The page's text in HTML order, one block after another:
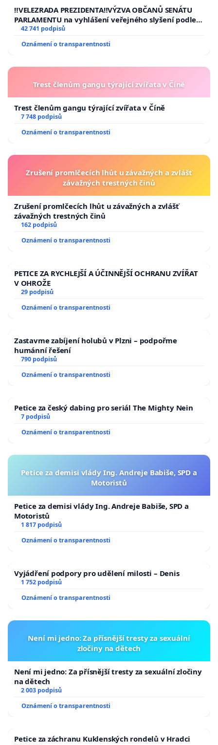
republiky
‼️VELEZRADA PREZIDENTA‼️VÝZVA OBČANŮ SENÁTU
PARLAMENTU na vyhlášení veřejného slyšení podle §
144 jednacího řádu Senátu k návrhu na přijetí
usnesení k podání ústavní žaloby na prezidenta
republiky
42 741 podpisů
Oznámení o transparentnosti
Trest členům gangu týrající zvířata v Číně
Trest členům gangu týrající zvířata v Číně
7 748 podpisů
Oznámení o transparentnosti
Zrušení promlčecích lhůt u závažných a zvlášť
závažných trestných činů
Zrušení promlčecích lhůt u závažných a zvlášť
závažných trestných činů
162 podpisů
Oznámení o transparentnosti
PETICE ZA RYCHLEJŠÍ A ÚČINNĚJŠÍ OCHRANU ZVÍŘAT
V OHROŽE
29 podpisů
Oznámení o transparentnosti
Zastavme zabíjení holubů v Plzni – podpořme
humánní řešení
790 podpisů
Oznámení o transparentnosti
Petice za český dabing pro seriál The Mighty Nein
7 podpisů
Oznámení o transparentnosti
Petice za demisi vlády Ing. Andreje Babiše, SPD a
Motoristů
Petice za demisi vlády Ing. Andreje Babiše, SPD a
Motoristů
1 817 podpisů
Oznámení o transparentnosti
Vyjádření podpory pro udělení milosti – Denis
1 752 podpisů
Oznámení o transparentnosti
Není mi jedno: Za přísnější tresty za sexuální
zločiny na dětech
Není mi jedno: Za přísnější tresty za sexuální zločiny
na dětech
2 003 podpisů
Oznámení o transparentnosti
Petice za záchranu Kuklenských rondelů v Hradci